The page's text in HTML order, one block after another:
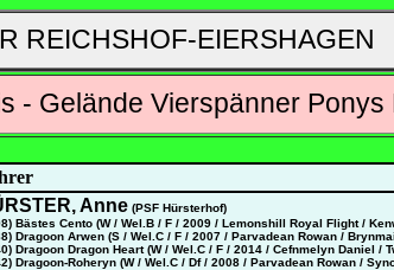
REICHSHOF-EIERSHAGEN
- Gelände Vierspänner Ponys
Anne (PSF Hürsterhof)
Bästes Cento (W / Wel.B / F / 2009 / Lemonshill Royal Flight /
Dragoon Arwen (S / Wel.C / F / 2007 / Parvadean Rowan /
Dragoon Dragon Heart (W / Wel.C / F / 2014 / Cefnmelyn Daniel /
Dragoon-Roheryn (W / Wel.C / Df / 2008 / Parvadean Rowan /